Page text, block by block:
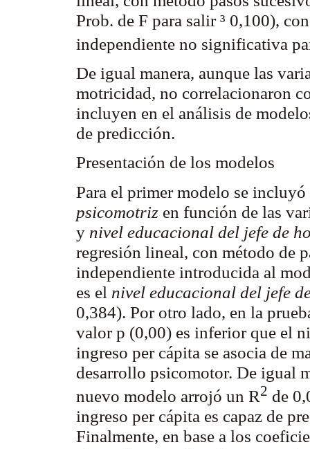
Prob. de F para salir ³ 0,100),
independiente no significativa
De igual manera, aunque las
motricidad, no correlacionaron
incluyen en el análisis de
de predicción.
Presentación de los modelos
Para el primer modelo se
psicomotriz en función de las
y nivel educacional del jefe de
regresión lineal, con método de
independiente introducida al
es el nivel educacional del jefe
0,384). Por otro lado, en la
valor p (0,00) es inferior que el
ingreso per cápita se asocia de
desarrollo psicomotor. De igual
nuevo modelo arrojó un R2 de
ingreso per cápita es capaz de
Finalmente, en base a los